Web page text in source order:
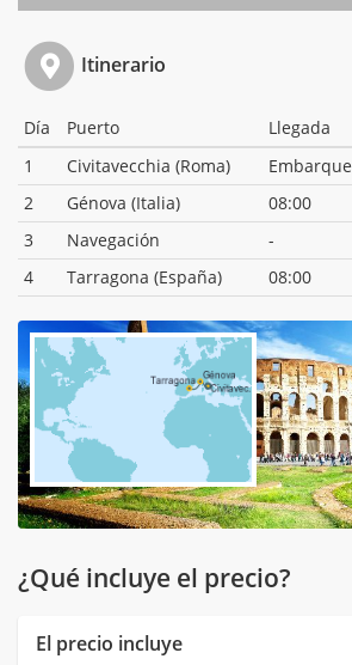
Itinerario
Día Puerto Llegada
1
Civitavecchia (Roma) Embarque
2
Génova (Italia) 08:00
3
Navegación -
4
Tarragona (España) 08:00
¿Qué incluye el precio?
El precio incluye